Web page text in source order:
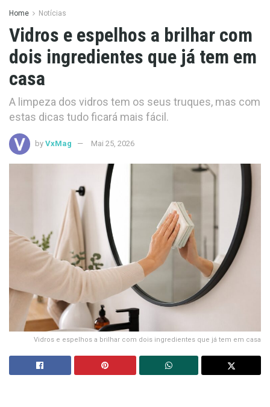
Home Notícias
Vidros e espelhos a brilhar com
dois ingredientes que já tem em
casa
A limpeza dos vidros tem os seus truques, mas com
estas dicas tudo ficará mais fácil.
by VxMag Mai 25, 2026
Vidros e espelhos a brilhar com dois ingredientes que já tem em casa